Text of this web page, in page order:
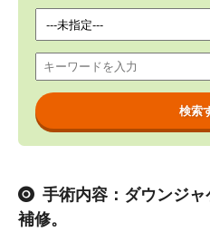
手術内容：ダウンジ
補修。